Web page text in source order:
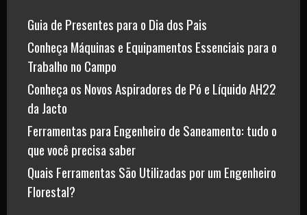
Guia de Presentes para o Dia dos Pais
Conheça Máquinas e Equipamentos Essenciais para o
Trabalho no Campo
Conheça os Novos Aspiradores de Pó e Líquido AH22
da Jacto
Ferramentas para Engenheiro de Saneamento: tudo o
que você precisa saber
Quais Ferramentas São Utilizadas por um Engenheiro
Florestal?